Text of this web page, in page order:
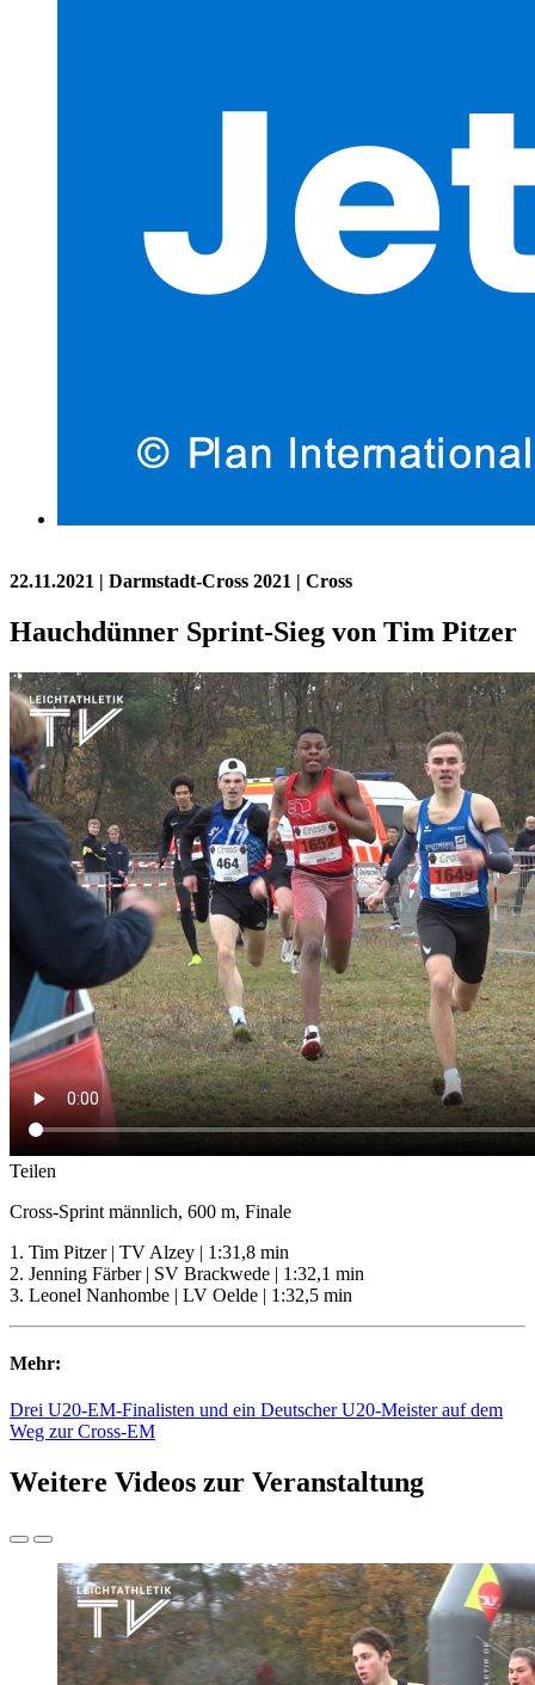
22.11.2021 | Darmstadt-Cross 2021 | Cross
Hauchdünner Sprint-Sieg von Tim Pitzer
Teilen
Cross-Sprint männlich, 600 m, Finale
1. Tim Pitzer | TV Alzey | 1:31,8 min
2. Jenning Färber | SV Brackwede | 1:32,1 min
3. Leonel Nanhombe | LV Oelde | 1:32,5 min
Mehr:
Drei U20-EM-Finalisten und ein Deutscher U20-Meister auf dem
Weg zur Cross-EM
Weitere Videos zur Veranstaltung